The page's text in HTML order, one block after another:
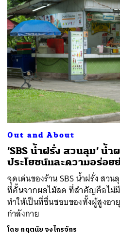
Out and About
‘SBS น้ำฝรั่ง สวนลุม’ น้
ประโยชน์และความอร่อ
จุดเด่นของร้าน SBS น้ำฝรั่ง สว
ที่คั้นจากผลไม้สด ที่สำคัญคือไม่มี
ทำให้เป็นที่ชื่นชอบของทั้งผู้สูงอ
กำลังกาย
โดย กฤตนัย จงไกรจักร